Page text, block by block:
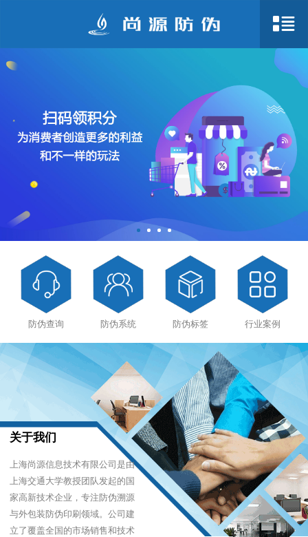
防伪查询 防伪系统 防伪标签 行业案例
关于我们
上海尚源信息技术有限公司是由
上海交通大学教授团队发起的国
家高新技术企业，专注防伪溯源
与外包装防伪印刷领域。公司建
立了覆盖全国的市场销售和技术